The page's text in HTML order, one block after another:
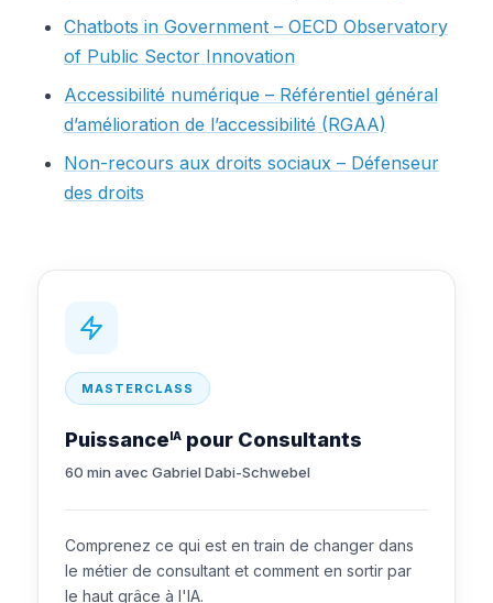
Chatbots in Government – OECD Observatory
of Public Sector Innovation
Accessibilité numérique – Référentiel général
d’amélioration de l’accessibilité (RGAA)
Non-recours aux droits sociaux – Défenseur
des droits
MASTERCLASS
Puissance IA pour Consultants
60 min avec Gabriel Dabi-Schwebel
Comprenez ce qui est en train de changer dans
le métier de consultant et comment en sortir par
le haut grâce à l'IA.